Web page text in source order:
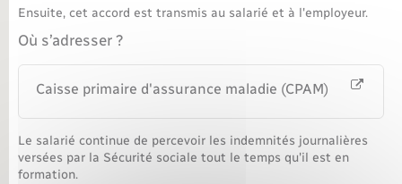
Ensuite, cet accord est transmis au salarié et à l'employeur.
Où s’adresser ?
Caisse primaire d'assurance maladie (CPAM)
Le salarié continue de percevoir les indemnités journalières
versées par la Sécurité sociale tout le temps qu'il est en
formation.